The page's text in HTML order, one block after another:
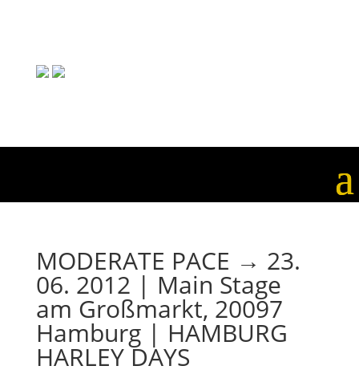
MODERATE PACE → 23.
06. 2012 | Main Stage
am Großmarkt, 20097
Hamburg | HAMBURG
HARLEY DAYS